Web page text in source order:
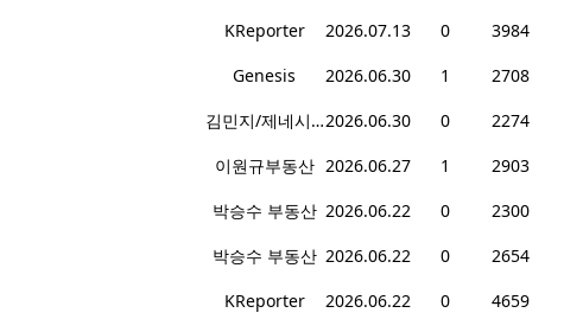
KReporter 2026.07.13 0
3984
Genesis 2026.06.30 1
2708
김민지/제네시스 부동산2026.06.30 0
2274
이원규부동산 2026.06.27 1
2903
박승수 부동산 2026.06.22 0
2300
박승수 부동산 2026.06.22 0
2654
KReporter 2026.06.22 0
4659